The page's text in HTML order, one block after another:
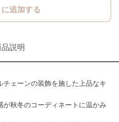
に追加する
説明
ェーンの装飾を施した上品なキ
が秋冬のコーディネートに温かみ